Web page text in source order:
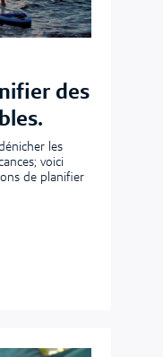
des
les
voici
de planifier